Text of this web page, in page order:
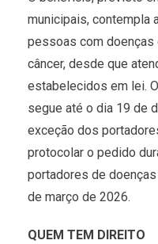
municipais, contempla
pessoas com
câncer, desde que
estabelecidos em lei.
segue até o dia 19 de
exceção dos
protocolar o pedido
portadores de
de março de 2026.
QUEM TEM DIREITO